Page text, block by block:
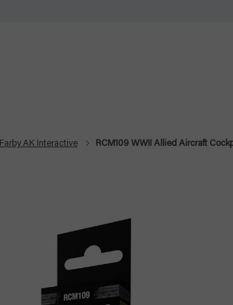
Farby AK Interactive RCM109 WWII Allied Aircraft